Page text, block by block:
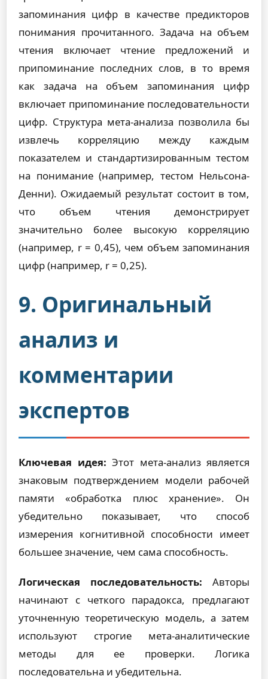
запоминания цифр в качестве предикторов
понимания прочитанного. Задача на объем
чтения включает чтение предложений и
припоминание последних слов, в то время
как задача на объем запоминания цифр
включает припоминание последовательности
цифр. Структура мета-анализа позволила бы
извлечь корреляцию между каждым
показателем и стандартизированным тестом
на понимание (например, тестом Нельсона-
Денни). Ожидаемый результат состоит в том,
что объем чтения демонстрирует
значительно более высокую корреляцию
(например, r = 0,45), чем объем запоминания
цифр (например, r = 0,25).
9. Оригинальный
анализ и
комментарии
экспертов
Ключевая идея: Этот мета-анализ является
знаковым подтверждением модели рабочей
памяти «обработка плюс хранение». Он
убедительно показывает, что способ
измерения когнитивной способности имеет
большее значение, чем сама способность.
Логическая последовательность: Авторы
начинают с четкого парадокса, предлагают
уточненную теоретическую модель, а затем
используют строгие мета-аналитические
методы для ее проверки. Логика
последовательна и убедительна.